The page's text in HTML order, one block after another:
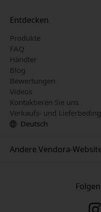
Entdecken
Produkte
FAQ
Händler
Blog
Bewertungen
Videos
Kontaktieren Sie uns
Verkaufs- und
Deutsch
Andere Vendora-